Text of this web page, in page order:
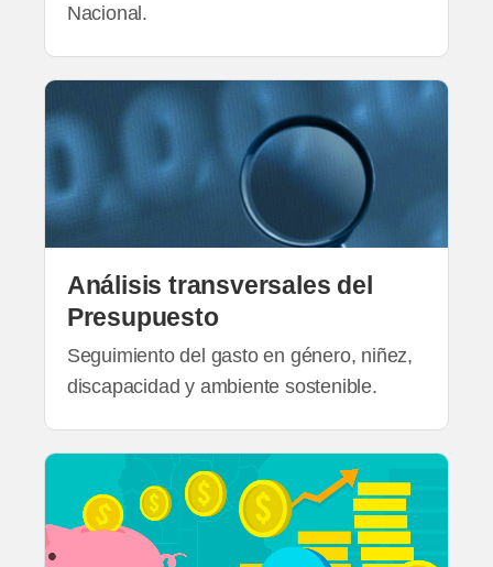
Nacional.
Análisis transversales del
Presupuesto
Seguimiento del gasto en género, niñez,
discapacidad y ambiente sostenible.